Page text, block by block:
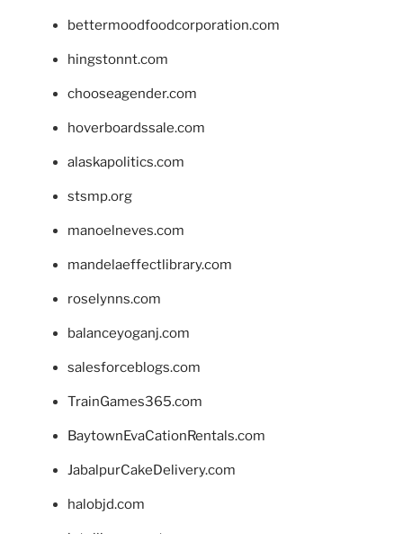
bettermoodfoodcorporation.com
hingstonnt.com
chooseagender.com
hoverboardssale.com
alaskapolitics.com
stsmp.org
manoelneves.com
mandelaeffectlibrary.com
roselynns.com
balanceyoganj.com
salesforceblogs.com
TrainGames365.com
BaytownEvaCationRentals.com
JabalpurCakeDelivery.com
halobjd.com